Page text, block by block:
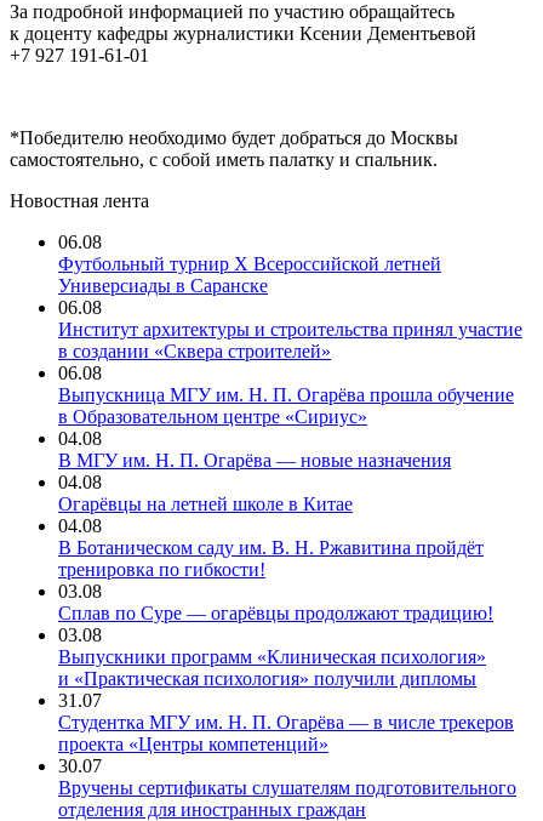
За подробной информацией по участию обращайтесь
к доценту кафедры журналистики Ксении Дементьевой
+7 927 191-61-01
*Победителю необходимо будет добраться до Москвы
самостоятельно, с собой иметь палатку и спальник.
Новостная лента
06.08
Футбольный турнир X Всероссийской летней
Универсиады в Саранске
06.08
Институт архитектуры и строительства принял участие
в создании «Сквера строителей»
06.08
Выпускница МГУ им. Н. П. Огарёва прошла обучение
в Образовательном центре «Сириус»
04.08
В МГУ им. Н. П. Огарёва — новые назначения
04.08
Огарёвцы на летней школе в Китае
04.08
В Ботаническом саду им. В. Н. Ржавитина пройдёт
тренировка по гибкости!
03.08
Сплав по Суре — огарёвцы продолжают традицию!
03.08
Выпускники программ «Клиническая психология»
и «Практическая психология» получили дипломы
31.07
Студентка МГУ им. Н. П. Огарёва — в числе трекеров
проекта «Центры компетенций»
30.07
Вручены сертификаты слушателям подготовительного
отделения для иностранных граждан